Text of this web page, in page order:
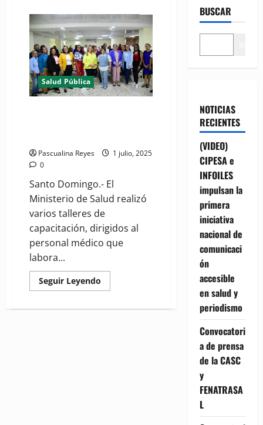
abastece
Farmacias
del
Pueblo
con
medicamentos
para
diabetes
Salud Pública
Pascualina Reyes
1 julio, 2025
0
Santo Domingo.- El
Ministerio de Salud realizó
varios talleres de
capacitación, dirigidos al
personal médico que
labora...
Seguir Leyendo
more
MSP
BUSCAR
NOTICIAS
RECIENTES
(VIDEO)
CIPESA e
INFOILES
impulsan la
primera
iniciativa
nacional de
comunicaci
ón
accesible
en salud y
periodismo
Convocatori
a de prensa
de la CASC
y
FENATRASA
L